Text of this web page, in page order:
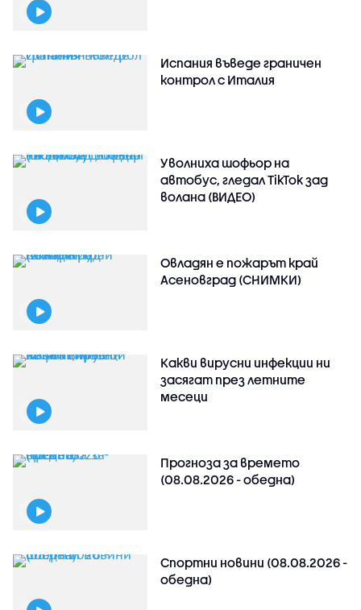
Испания въведе граничен
контрол с Италия
Уволниха шофьор на
автобус, гледал TikTok зад
волана (ВИДЕО)
Овладян е пожарът край
Асеновград (СНИМКИ)
Какви вирусни инфекции ни
засягат през летните
месеци
Прогноза за времето
(08.08.2026 - обедна)
Спортни новини (08.08.2026 -
обедна)